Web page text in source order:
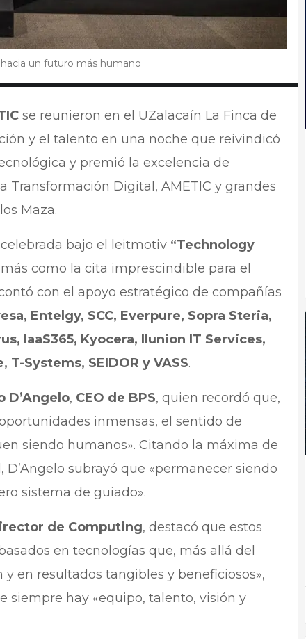
un futuro más humano
se reunieron en el UZalacaín La Finca de
y el talento en una noche que reivindicó
y premió la excelencia de
Transformación Digital, AMETIC y grandes
Maza.
bajo el leitmotiv “Technology
como la cita imprescindible para el
con el apoyo estratégico de compañías
Entelgy, SCC, Everpure, Sopra Steria,
IaaS365, Kyocera, Ilunion IT Services,
Systems, SEIDOR y VASS.
D’Angelo, CEO de BPS, quien recordó que,
inmensas, el sentido de
siendo humanos». Citando la máxima de
subrayó que «permanecer siendo
sistema de guiado».
de Computing, destacó que estos
en tecnologías que, más allá del
en resultados tangibles y beneficiosos»,
siempre hay «equipo, talento, visión y